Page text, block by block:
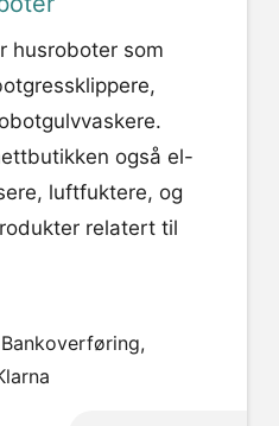
husroboter som
også el-
luftfuktere, og
relatert til